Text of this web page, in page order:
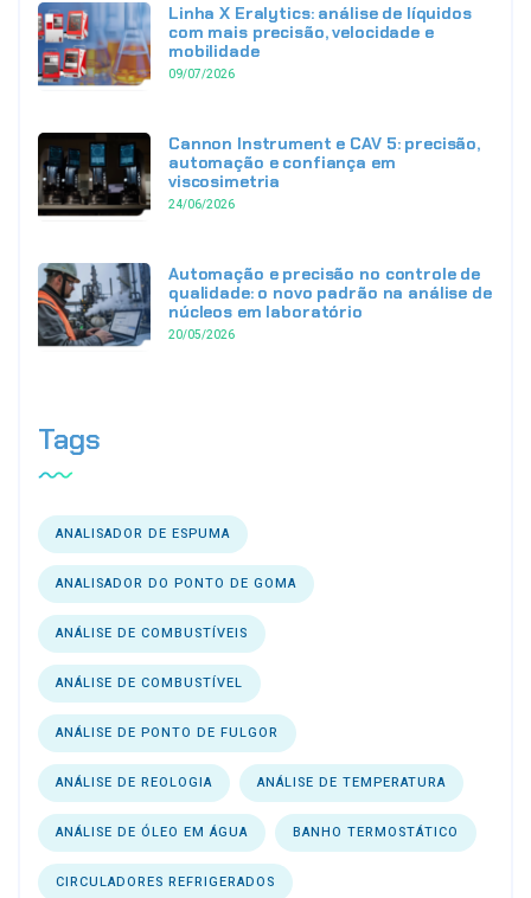
Linha X Eralytics: análise de líquidos
com mais precisão, velocidade e
mobilidade
09/07/2026
Cannon Instrument e CAV 5: precisão,
automação e confiança em
viscosimetria
24/06/2026
Automação e precisão no controle de
qualidade: o novo padrão na análise de
núcleos em laboratório
20/05/2026
Tags
ANALISADOR DE ESPUMA
ANALISADOR DO PONTO DE GOMA
ANÁLISE DE COMBUSTÍVEIS
ANÁLISE DE COMBUSTÍVEL
ANÁLISE DE PONTO DE FULGOR
ANÁLISE DE REOLOGIA ANÁLISE DE TEMPERATURA
ANÁLISE DE ÓLEO EM ÁGUA BANHO TERMOSTÁTICO
CIRCULADORES REFRIGERADOS